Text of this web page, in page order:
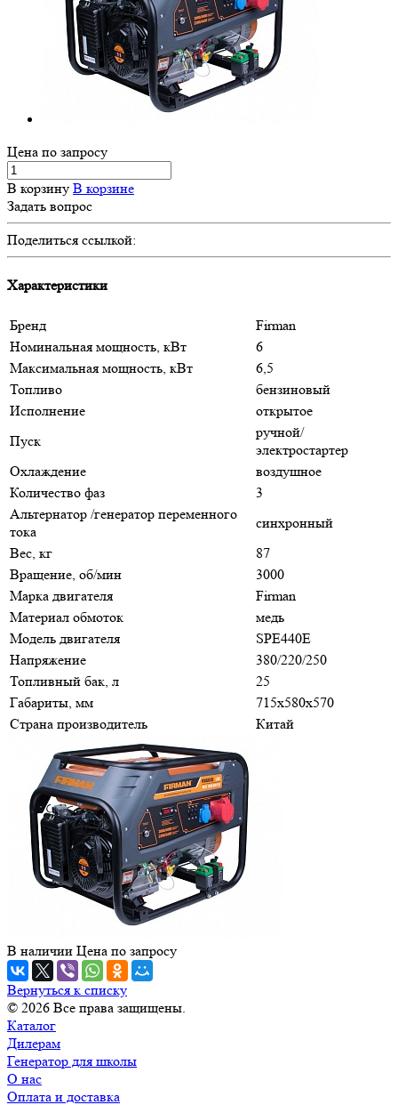
Цена по запросу
В корзину В корзине
Задать вопрос
Поделиться ссылкой:
Характеристики
Бренд
Firman
Номинальная мощность, кВт
6
Максимальная мощность, кВт
6,5
Топливо
бензиновый
Исполнение
открытое
Пуск
ручной/
электростартер
Охлаждение
воздушное
Количество фаз
3
Альтернатор /генератор переменного
тока
синхронный
Вес, кг
87
Вращение, об/мин
3000
Марка двигателя
Firman
Материал обмоток
медь
Модель двигателя
SPE440E
Напряжение
380/220/250
Топливный бак, л
25
Габариты, мм
715х580х570
Страна производитель
Китай
В наличии Цена по запросу
Вернуться к списку
© 2026 Все права защищены.
Каталог
Дилерам
Генератор для школы
О нас
Оплата и доставка